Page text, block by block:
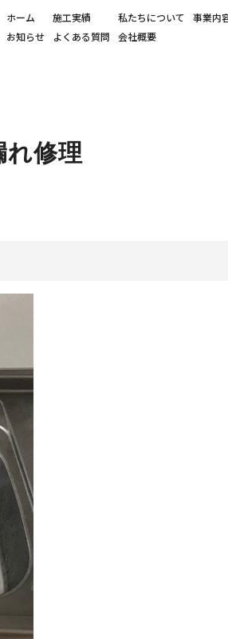
ホーム 施工実績 私たちについて
事業内
お知らせ
よくある質問 会社概要
れ修理